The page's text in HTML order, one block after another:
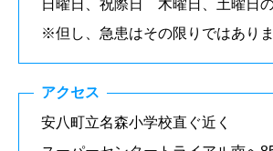
日曜日、祝際日 木曜日、土曜日
※但し、急患はその限りではありま
アクセス
安八町立名森小学校直ぐ近く